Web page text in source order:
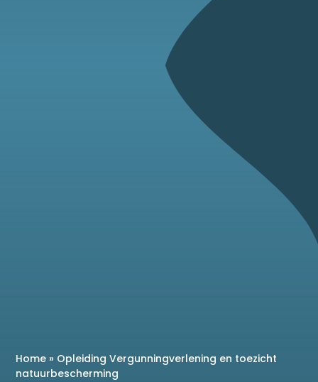
Home » Opleiding Vergunningverlening en toezicht
natuurbescherming